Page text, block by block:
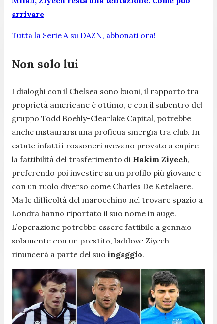
arrivare
Tutta la Serie A su DAZN, abbonati ora!
Non solo lui
I dialoghi con il Chelsea sono buoni, il rapporto tra
proprietà americane è ottimo, e con il subentro del
gruppo Todd Boehly-Clearlake Capital, potrebbe
anche instaurarsi una proficua sinergia tra club. In
estate infatti i rossoneri avevano provato a capire
la fattibilità del trasferimento di Hakim Ziyech,
preferendo poi investire su un profilo più giovane e
con un ruolo diverso come Charles De Ketelaere.
Ma le difficoltà del marocchino nel trovare spazio a
Londra hanno riportato il suo nome in auge.
L’operazione potrebbe essere fattibile a gennaio
solamente con un prestito, laddove Ziyech
rinuncerà a parte del suo ingaggio.